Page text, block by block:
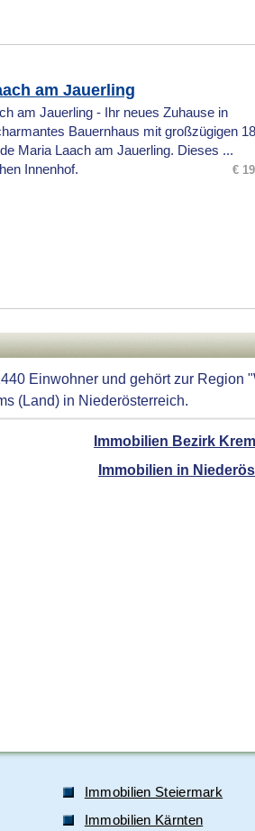
am Jauerling
am Jauerling - Ihr neues Zuhause in
Bauernhaus mit großzügigen
Maria Laach am Jauerling. Dieses ...
Innenhof.
€
Einwohner und gehört zur
(Land) in Niederösterreich.
Immobilien Bezirk
Immobilien in
Immobilien Steiermark
Immobilien Kärnten